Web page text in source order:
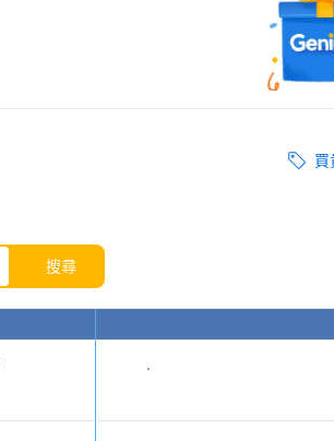
買
搜尋
顯示價格